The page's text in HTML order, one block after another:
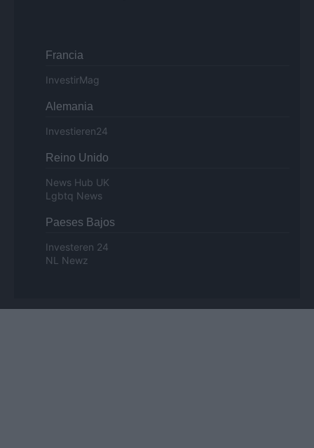
Francia
InvestirMag
Alemania
Investieren24
Reino Unido
News Hub UK
Lgbtq News
Paeses Bajos
Investeren 24
NL Newz